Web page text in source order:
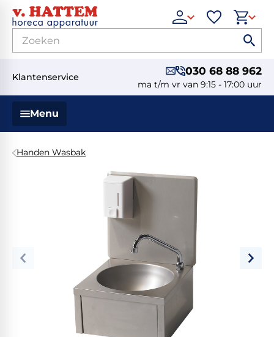
Klantenservice 030 68 88 962
ma t/m vr van 9:15 - 17:00 uur
Menu
Handen Wasbak